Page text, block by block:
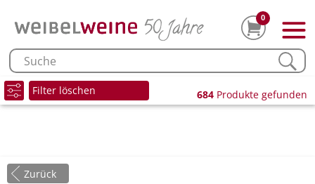
0
Filter löschen 684 Produkte gefunden
Zurück